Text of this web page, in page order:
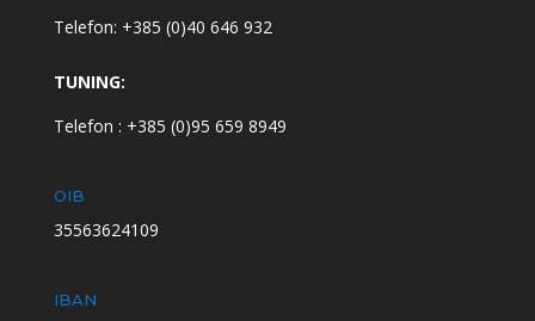
Telefon: +385 (0)40 646 932
TUNING:
Telefon : +385 (0)95 659 8949
OIB
35563624109
IBAN